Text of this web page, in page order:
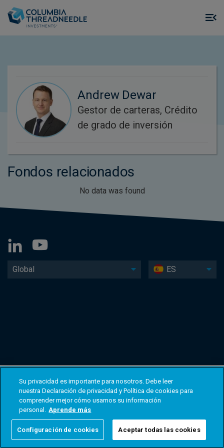
Andrew Dewar
Gestor de carteras, Crédito
de grado de inversión
Fondos relacionados
No data was found
Global ES
Su privacidad es importante para nosotros. Debe leer
nuestra Declaración de privacidad y Política de cookies para
comprender mejor cómo usamos su información
personal. Aprende más
Configuración de cookies Aceptar todas las cookies